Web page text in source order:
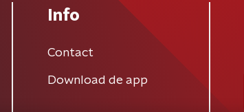
Info
Contact
Download de app